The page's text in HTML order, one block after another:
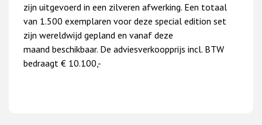
zijn uitgevoerd in een zilveren afwerking. Een totaal
van 1.500 exemplaren voor deze special edition set
zijn wereldwijd gepland en vanaf deze
maand beschikbaar. De adviesverkoopprijs incl. BTW
bedraagt € 10.100,-